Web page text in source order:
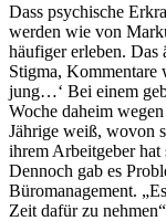
Dass psychische
werden wie von
häufiger erleben. Das
Stigma, Kommentare
jung…‘ Bei einem
Woche daheim
Jährige weiß, wovon
ihrem Arbeitgeber
Dennoch gab es
Büromanagement.
Zeit dafür zu